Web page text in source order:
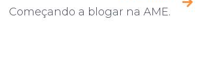
Começando a blogar na AME.